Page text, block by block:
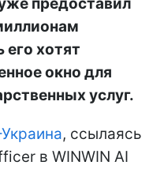
его хотят
окно для
услуг.
, ссылаясь
в WINWIN AI